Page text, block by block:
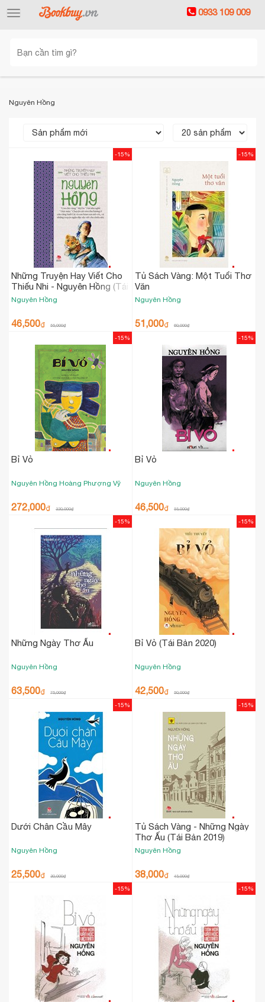
Toggle
0933 109 009
Nguyên Hồng
Những Truyện Hay Viết Cho
Thiếu Nhi - Nguyên Hồng (Tái
Bản 2023)
Nguyên Hồng
46,500₫ 55,000₫
-15%
Tủ Sách Vàng: Một Tuổi Thơ
Văn
Nguyên Hồng
51,000₫ 60,000₫
-15%
Bỉ Vỏ
Nguyên Hồng Hoàng Phượng Vỹ
272,000₫ 320,000₫
-15%
Bỉ Vỏ
Nguyên Hồng
46,500₫ 55,000₫
-15%
Những Ngày Thơ Ấu
Nguyên Hồng
63,500₫ 75,000₫
-15%
Bỉ Vỏ (Tái Bản 2020)
Nguyên Hồng
42,500₫ 50,000₫
-15%
Dưới Chân Cầu Mây
Nguyên Hồng
25,500₫ 30,000₫
-15%
Tủ Sách Vàng - Những Ngày
Thơ Ấu (Tái Bản 2019)
Nguyên Hồng
38,000₫ 45,000₫
-15%
-15% -15%